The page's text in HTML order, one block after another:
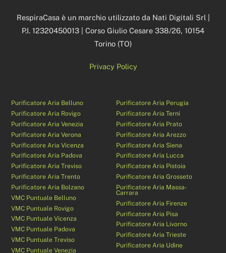
RespiraCasa è un marchio utilizzato da Nati Digitali Srl |
P.I. 12320450013 | Corso Giulio Cesare 338/26, 10154
Torino (TO)
Privacy Policy
Purificatore Aria Belluno
Purificatore Aria Rovigo
Purificatore Aria Venezia
Purificatore Aria Verona
Purificatore Aria Vicenza
Purificatore Aria Padova
Purificatore Aria Treviso
Purificatore Aria Trento
Purificatore Aria Bolzano
VMC Puntuale Belluno
VMC Puntuale Rovigo
VMC Puntuale Vicenza
VMC Puntuale Padova
VMC Puntuale Treviso
VMC Puntuale Venezia
Purificatore Aria Perugia
Purificatore Aria Terni
Purificatore Aria Prato
Purificatore Aria Arezzo
Purificatore Aria Siena
Purificatore Aria Lucca
Purificatore Aria Pistoia
Purificatore Aria Grosseto
Purificatore Aria Massa-
Carrara
Purificatore Aria Firenze
Purificatore Aria Pisa
Purificatore Aria Livorno
Purificatore Aria Trieste
Purificatore Aria Udine